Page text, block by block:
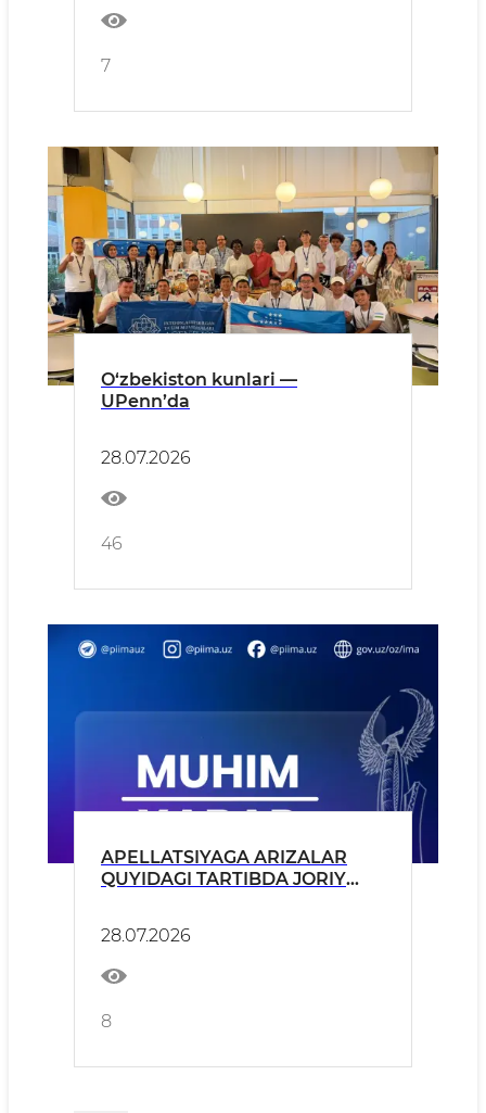
7
O‘zbekiston kunlari —
UPenn’da
28.07.2026
46
APELLATSIYAGA ARIZALAR
QUYIDAGI TARTIBDA JORIY
28.07.2026
8